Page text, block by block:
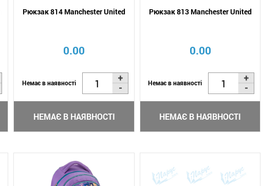
Рюкзак 814 Manchester United
0.00
Немає в наявності
НЕМАЄ В НАЯВНОСТІ
Рюкзак 813 Manchester United
0.00
Немає в наявності
НЕМАЄ В НАЯВНОСТІ